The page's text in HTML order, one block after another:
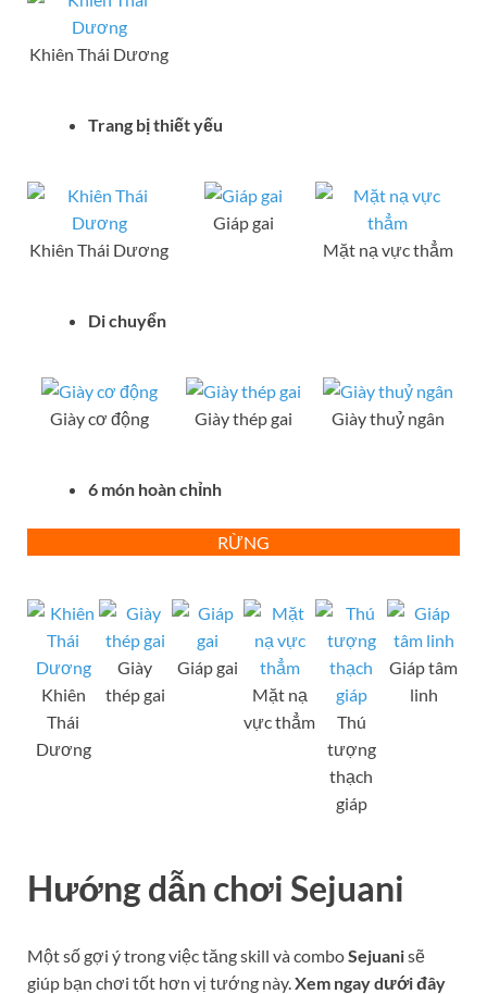
Khiên Thái Dương
Trang bị thiết yếu
Khiên Thái Dương
Giáp gai
Mặt nạ vực thẳm
Di chuyển
Giày cơ động Giày thép gai Giày thuỷ ngân
6 món hoàn chỉnh
RỪNG
Khiên
Thái
Dương
Giày
thép gai
Giáp gai
Mặt nạ
vực thẳm
Thú
tượng
thạch
giáp
Giáp tâm
linh
Hướng dẫn chơi Sejuani
Một số gợi ý trong việc tăng skill và comboSejuanisẽ
giúp bạn chơi tốt hơn vị tướng này.Xem ngay dưới đây